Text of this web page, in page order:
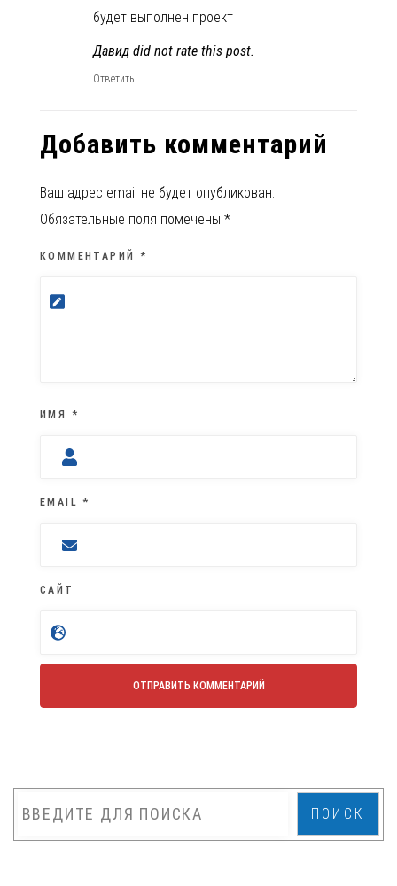
будет выполнен проект
Давид did not rate this post.
Ответить
Добавить комментарий
Ваш адрес email не будет опубликован.
Обязательные поля помечены *
КОММЕНТАРИЙ *
ИМЯ *
EMAIL*
САЙТ
ПОИСК